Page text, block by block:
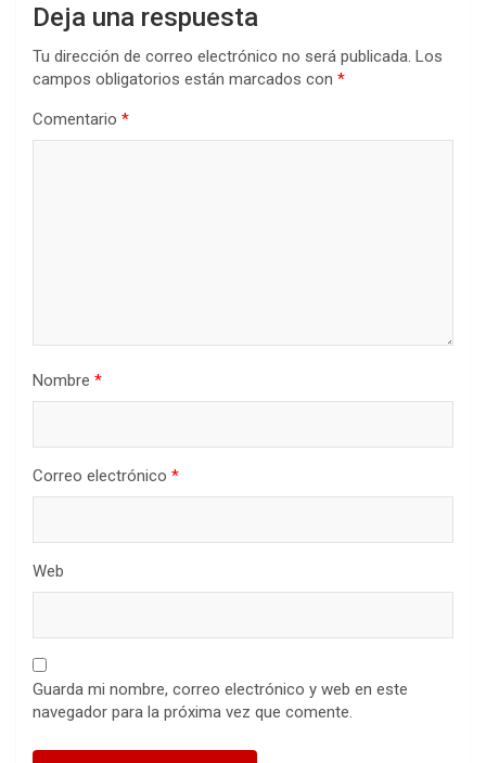
Deja una respuesta
Tu dirección de correo electrónico no será publicada. Los
campos obligatorios están marcados con *
Comentario *
Nombre *
Correo electrónico *
Web
Guarda mi nombre, correo electrónico y web en este
navegador para la próxima vez que comente.